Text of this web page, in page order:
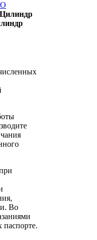
Цилиндр
Во
паспорте.